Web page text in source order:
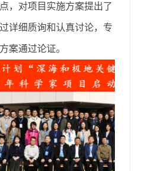
，对项目实施方案提出了
详细质询和认真讨论，专
案通过论证。